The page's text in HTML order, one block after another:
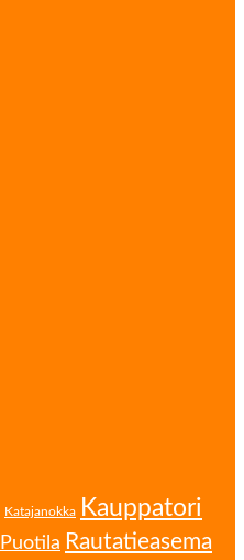
Katajanokka
Kauppatori
Puotila Rautatieasema